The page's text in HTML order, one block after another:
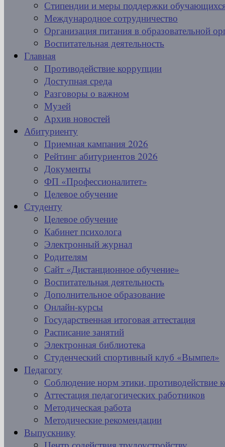
Стипендии и меры поддержки
Международное сотрудничество
Организация питания в образовательной
Воспитательная деятельность
Главная
Противодействие коррупции
Доступная среда
Разговоры о важном
Музей
Архив новостей
Абитуриенту
Приемная кампания 2026
Рейтинг абитуриентов 2026
Документы
ФП «Профессионалитет»
Целевое обучение
Студенту
Целевое обучение
Кабинет психолога
Электронный журнал
Родителям
Сайт «Дистанционное обучение»
Воспитательная деятельность
Дополнительное образование
Онлайн-курсы
Государственная итоговая аттестация
Расписание занятий
Электронная библиотека
Студенческий спортивный клуб «Вымпел»
Педагогу
Соблюдение норм этики, противодействие
Аттестация педагогических работников
Методическая работа
Методические рекомендации
Выпускнику